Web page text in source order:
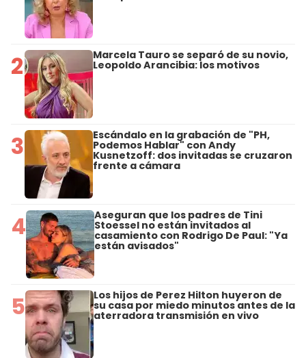
2 Marcela Tauro se separó de su novio,
Leopoldo Arancibia: los motivos
3 Escándalo en la grabación de "PH,
Podemos Hablar" con Andy
Kusnetzoff: dos invitadas se cruzaron
frente a cámara
4 Aseguran que los padres de Tini
Stoessel no están invitados al
casamiento con Rodrigo De Paul: "Ya
están avisados"
5 Los hijos de Perez Hilton huyeron de
su casa por miedo minutos antes de la
aterradora transmisión en vivo